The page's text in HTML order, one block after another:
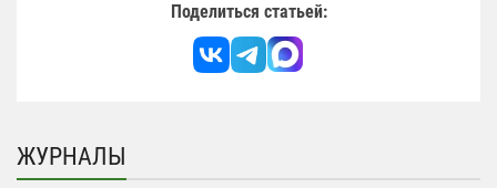
Поделиться статьей:
ЖУРНАЛЫ